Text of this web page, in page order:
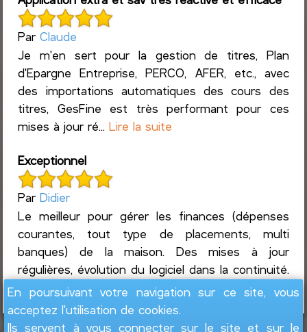
ParClaude
Je m'en sert pour la gestion de titres, Plan
d'Epargne Entreprise, PERCO, AFER, etc., avec
des importations automatiques des cours des
titres, GesFine est très performant pour ces
mises à jour ré...Lire la suite
Exceptionnel
ParDidier
Le meilleur pour gérer les finances (dépenses
courantes, tout type de placements, multi
banques) de la maison. Des mises à jour
régulières, évolution du logiciel dans la continuité.
Un suivi ultra réac...Lire la suite
En poursuivant votre navigation sur ce site, vous
acceptez l'utilisation de cookies.
Ils servent à vous connecter sur le site et sur le